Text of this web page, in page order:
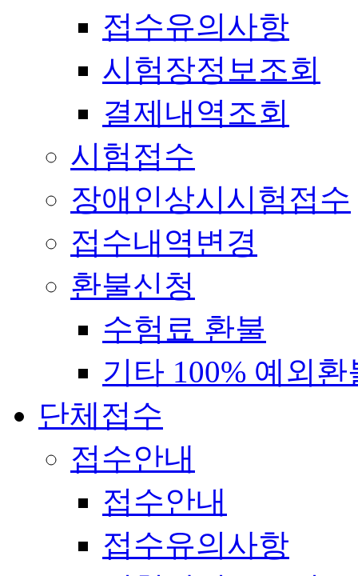
접수유의사항
시험장정보조회
결제내역조회
시험접수
장애인상시시험접수
접수내역변경
환불신청
수험료 환불
기타 100% 예외환
단체접수
접수안내
접수안내
접수유의사항